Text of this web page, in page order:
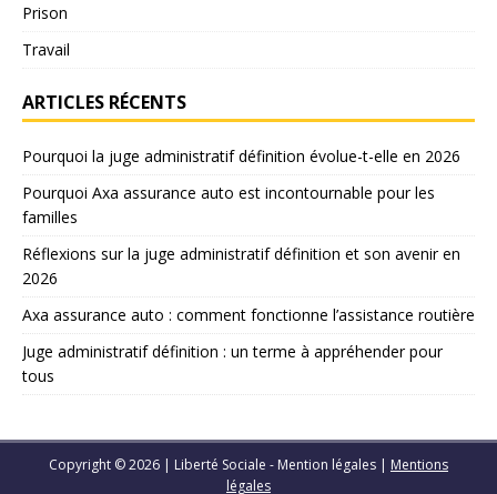
Prison
Travail
ARTICLES RÉCENTS
Pourquoi la juge administratif définition évolue-t-elle en 2026
Pourquoi Axa assurance auto est incontournable pour les
familles
Réflexions sur la juge administratif définition et son avenir en
2026
Axa assurance auto : comment fonctionne l’assistance routière
Juge administratif définition : un terme à appréhender pour
tous
Copyright © 2026 | Liberté Sociale - Mention légales | Mentions
légales